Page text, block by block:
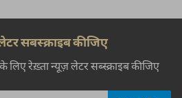
सबस्क्राइब कीजिए
के लिए रेख़्ता न्यूज़ लेटर सब्स्क्राइब कीजिए